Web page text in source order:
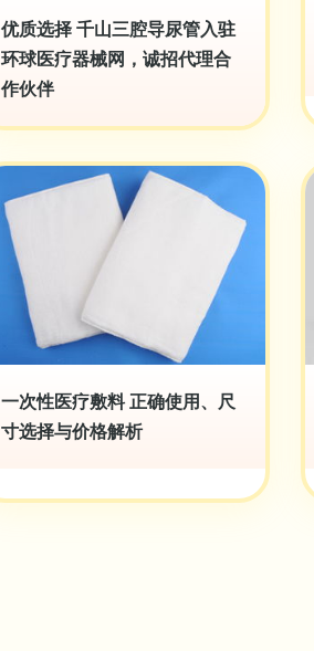
优质选择 千山三腔导尿管入驻
环球医疗器械网，诚招代理合
作伙伴
一次性医疗敷料 正确使用、尺
寸选择与价格解析